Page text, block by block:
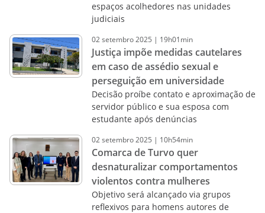
espaços acolhedores nas unidades
judiciais
02setembro2025 | 19h01min
Justiça impõe medidas cautelares
em caso de assédio sexual e
perseguição em universidade
Decisão proíbe contato e aproximação de
servidor público e sua esposa com
estudante após denúncias
02setembro2025 | 10h54min
Comarca de Turvo quer
desnaturalizar comportamentos
violentos contra mulheres
Objetivo será alcançado via grupos
reflexivos para homens autores de